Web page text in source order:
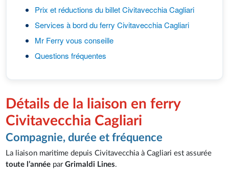
Prix et réductions du billet Civitavecchia Cagliari
Services à bord du ferry Civitavecchia Cagliari
Mr Ferry vous conseille
Questions fréquentes
Détails de la liaison en ferry
Civitavecchia Cagliari
Compagnie, durée et fréquence
La liaison maritime depuis Civitavecchia à Cagliari est assurée
toute l’année parGrimaldi Lines.